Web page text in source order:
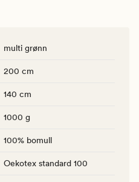
multi grønn
200 cm
140 cm
1000 g
100% bomull
Oekotex standard 100